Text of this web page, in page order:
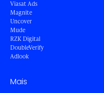
Viasat Ads
Magnite
Uncover
Mude
RZK Digital
DoubleVerify
Adlook
Mais